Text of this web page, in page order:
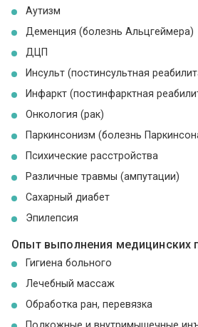
Аутизм
Деменция (болезнь Альцгеймера)
ДЦП
Инсульт (постинсультная
Инфаркт (постинфарктная
Онкология (рак)
Паркинсонизм (болезнь
Психические расстройства
Различные травмы (ампутации)
Сахарный диабет
Эпилепсия
Опыт выполнения медицинских
Гигиена больного
Лечебный массаж
Обработка ран, перевязка